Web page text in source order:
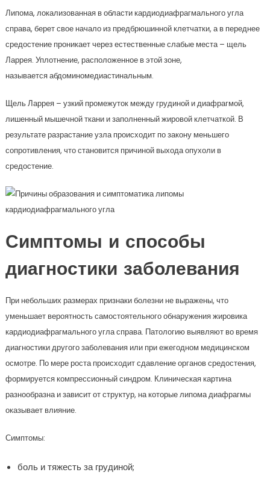
Липома, локализованная в области кардиодиафрагмального угла
справа, берет свое начало из предбрюшинной клетчатки, а в переднее
средостение проникает через естественные слабые места – щель
Ларрея. Уплотнение, расположенное в этой зоне,
называется абдоминомедиастинальным.
Щель Ларрея – узкий промежуток между грудиной и диафрагмой,
лишенный мышечной ткани и заполненный жировой клетчаткой. В
результате разрастание узла происходит по закону меньшего
сопротивления, что становится причиной выхода опухоли в
средостение.
Симптомы и способы
диагностики заболевания
При небольших размерах признаки болезни не выражены, что
уменьшает вероятность самостоятельного обнаружения жировика
кардиодиафрагмального угла справа. Патологию выявляют во время
диагностики другого заболевания или при ежегодном медицинском
осмотре. По мере роста происходит сдавление органов средостения,
формируется компрессионный синдром. Клиническая картина
разнообразна и зависит от структур, на которые липома диафрагмы
оказывает влияние.
Симптомы:
боль и тяжесть за грудиной;